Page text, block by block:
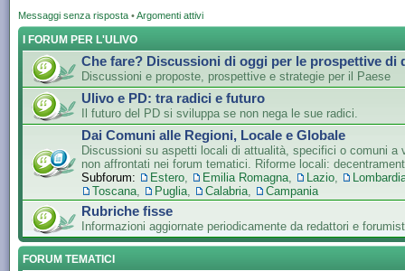
Messaggi senza risposta •Argomenti attivi
I FORUM PER L'ULIVO
Che fare? Discussioni di oggi per le prospettive di
Discussioni e proposte, prospettive e strategie per il Paese
Ulivo e PD: tra radici e futuro
Il futuro del PD si sviluppa se non nega le sue radici.
Dai Comuni alle Regioni, Locale e Globale
Discussioni su aspetti locali di attualità, specifici o comuni a
non affrontati nei forum tematici. Riforme locali:
Subforum:
Estero Emilia Romagna Lazio
Toscana
Puglia Calabria Campania
Rubriche fisse
Informazioni aggiornate periodicamente da redattori e
FORUM TEMATICI